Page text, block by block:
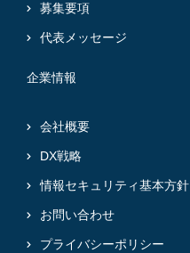
募集要項
代表メッセージ
企業情報
会社概要
DX戦略
情報セキュリティ基本方針
お問い合わせ
プライバシーポリシー